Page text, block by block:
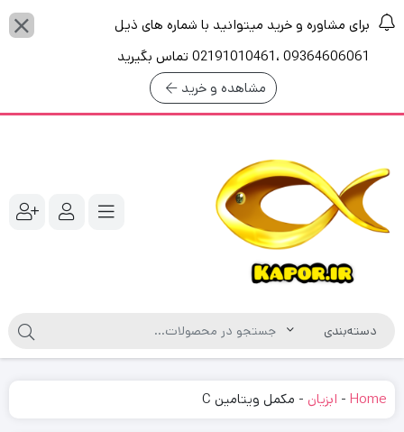
برای مشاوره و خرید میتوانید با شماره های ذیل
09364606061 ،02191010461 تماس بگیرید
مشاهده و خرید
Home
- ابزیان - مکمل ویتامین C